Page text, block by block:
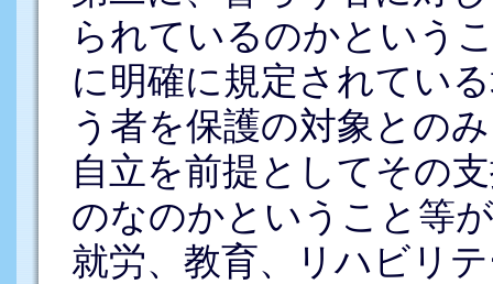
られているのかという
に明確に規定されてい
う者を保護の対象との
自立を前提としてその
のなのかということ等
就労、教育、リハビリ